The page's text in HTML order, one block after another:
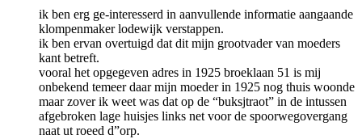
ik ben erg ge-interesserd in aanvullende informatie aangaande
klompenmaker lodewijk verstappen.
ik ben ervan overtuigd dat dit mijn grootvader van moeders
kant betreft.
vooral het opgegeven adres in 1925 broeklaan 51 is mij
onbekend temeer daar mijn moeder in 1925 nog thuis woonde
maar zover ik weet was dat op de “buksjtraot” in de intussen
afgebroken lage huisjes links net voor de spoorwegovergang
naat ut roeed d”orp.